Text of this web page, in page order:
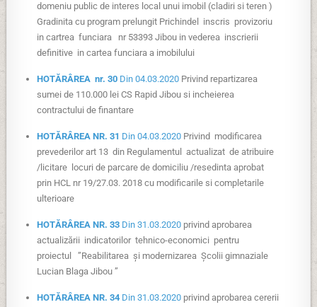
domeniu public de interes local unui imobil (cladiri si teren )
Gradinita cu program prelungit Prichindel inscris provizoriu
in cartrea funciara nr 53393 Jibou in vederea inscrierii
definitive in cartea funciara a imobilului
HOTĂRÂREA nr. 30 Din 04.03.2020 Privind repartizarea
sumei de 110.000 lei CS Rapid Jibou si incheierea
contractului de finantare
HOTĂRÂREA NR. 31 Din 04.03.2020 Privind modificarea
prevederilor art 13 din Regulamentul actualizat de atribuire
/licitare locuri de parcare de domiciliu /resedinta aprobat
prin HCL nr 19/27.03. 2018 cu modificarile si completarile
ulterioare
HOTĂRÂREA NR. 33 Din 31.03.2020 privind aprobarea
actualizării indicatorilor tehnico-economici pentru
proiectul ”Reabilitarea și modernizarea Școlii gimnaziale
Lucian Blaga Jibou ”
HOTĂRÂREA NR. 34 Din 31.03.2020 privind aprobarea cererii